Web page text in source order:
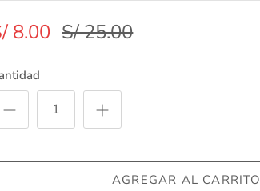
8.00 S/ 25.00
AGREGAR AL CARRITO